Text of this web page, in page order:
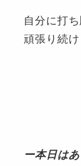
自分に打
頑張り続け
ー本日は